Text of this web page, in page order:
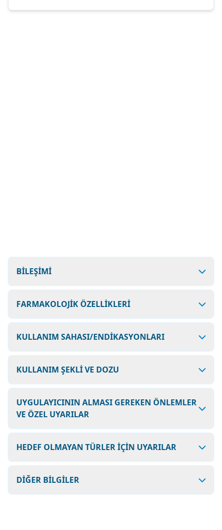
BİLEŞİMİ
FARMAKOLOJİK ÖZELLİKLERİ
KULLANIM SAHASI/ENDİKASYONLARI
KULLANIM ŞEKLİ VE DOZU
UYGULAYICININ ALMASI GEREKEN ÖNLEMLER
VE ÖZEL UYARILAR
HEDEF OLMAYAN TÜRLER İÇİN UYARILAR
DİĞER BİLGİLER